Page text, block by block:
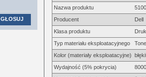
Nazwa produktu
Producent
Dell
Klasa produktu
Typ materiału eksploatacyjnego
Kolor (materiały eksploatacyjne)
Wydajność (5% pokrycia)
GŁOSUJ